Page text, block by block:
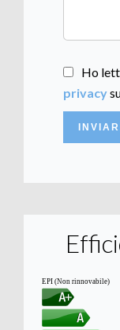
Ho
privacy
EPI (Non rinnovabile)